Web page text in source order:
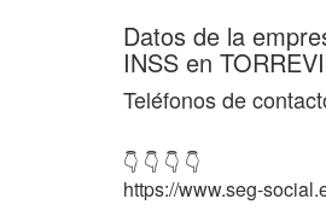
Datos de la
INSS en
Teléfonos de
👇 👇 👇 👇
https://www.seg-